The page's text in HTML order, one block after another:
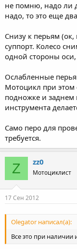
не помню, надо ли
надо, то это еще
Снизу к перьям
суппорт. Колесо
одной стороны оси,
Ослабленные
Мотоцикл при этом
подножке и заднем
инструмента
Само перо для
требуется.
Z zz0
Мотоциклист
17 Сен 2012
Olegator написал(а):
Все это при наличии